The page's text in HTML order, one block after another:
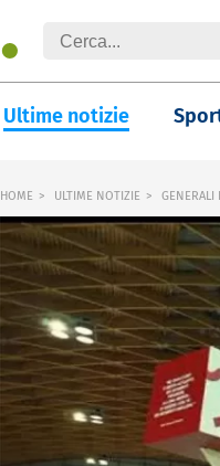
Ultime notizie
HOME ULTIME NOTIZIE GENERALI